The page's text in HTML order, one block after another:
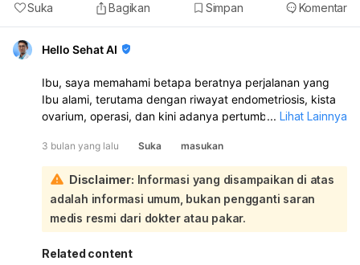
Suka Bagikan Simpan Komentar
Hello Sehat AI
Ibu, saya memahami betapa beratnya perjalanan yang
Ibu alami, terutama dengan riwayat endometriosis, kista
ovarium, operasi, dan kini adanya pertumbuhan tumor
untuk memiliki anak:
Mengenai flek coklat yang berbau dan berlangsung lama,
ini perlu segera dievaluasi. Meskipun flek bisa menjadi
gejala endometriosis, dengan riwayat operasi dan
suntikan Endrolin, serta adanya pertumbuhan tumor baru,
kondisi ini harus diperiksa lebih lanjut untuk mengetahui
penyebab pastinya dan memastikan tidak ada komplikasi
... Lihat Lainnya
3 bulan yang lalu Suka masukan
Disclaimer: Informasi yang disampaikan di atas
adalah informasi umum, bukan pengganti saran
medis resmi dari dokter atau pakar.
Related content